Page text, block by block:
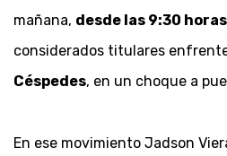
mañana, desde las 9:30 horas
considerados titulares
Céspedes, en un choque a
En ese movimiento Jadson